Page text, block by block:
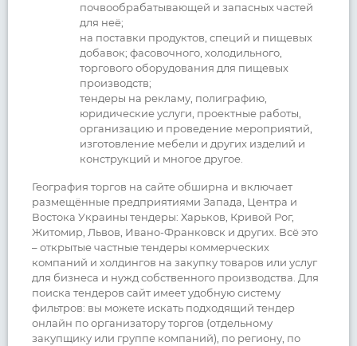
почвообрабатывающей и запасных частей
для неё;
на поставки продуктов, специй и пищевых
добавок; фасовочного, холодильного,
торгового оборудования для пищевых
производств;
тендеры на рекламу, полиграфию,
юридические услуги, проектные работы,
организацию и проведение мероприятий,
изготовление мебели и других изделий и
конструкций и многое другое.
География торгов на сайте обширна и включает
размещённые предприятиями Запада, Центра и
Востока Украины тендеры: Харьков, Кривой Рог,
Житомир, Львов, Ивано-Франковск и других. Всё это
– открытые частные тендеры коммерческих
компаний и холдингов на закупку товаров или услуг
для бизнеса и нужд собственного производства. Для
поиска тендеров сайт имеет удобную систему
фильтров: вы можете искать подходящий тендер
онлайн по организатору торгов (отдельному
закупщику или группе компаний), по региону, по